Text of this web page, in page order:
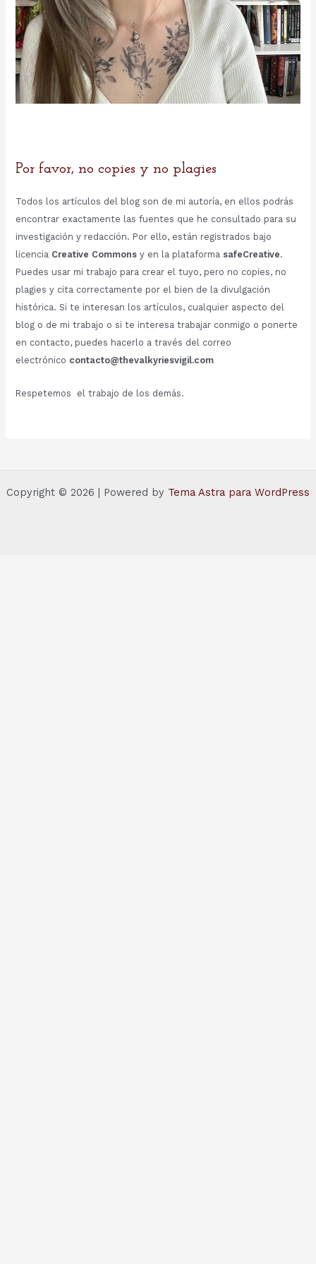
Por favor, no copies y no plagies
Todos los artículos del blog son de mi autoría, en ellos podrás
encontrar exactamente las fuentes que he consultado para su
investigación y redacción. Por ello, están registrados bajo
licencia Creative Commonsy en la plataforma safeCreative.
Puedes usar mi trabajo para crear el tuyo, pero no copies, no
plagies y cita correctamente por el bien de la divulgación
histórica. Si te interesan los artículos, cualquier aspecto del
blog o de mi trabajo o si te interesa trabajar conmigo o ponerte
en contacto, puedes hacerlo a través del correo
electrónico contacto@thevalkyriesvigil.com
Respetemos el trabajo de los demás.
Copyright © 2026 | Powered by Tema Astra para WordPress